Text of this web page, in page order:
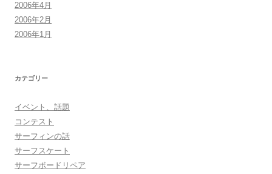
2006年4月
2006年2月
2006年1月
カテゴリー
イベント、話題
コンテスト
サーフィンの話
サーフスケート
サーフボードリペア